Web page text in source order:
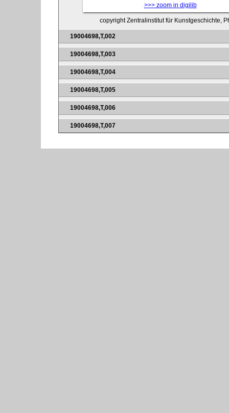
>>> zoom in digilib
copyright Zentralinstitut für Kunstgeschichte,
19004698,T,002
19004698,T,003
19004698,T,004
19004698,T,005
19004698,T,006
19004698,T,007